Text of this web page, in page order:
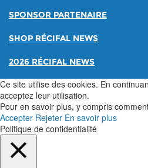
SPONSOR PARTENAIRE
SHOP RÉCIFAL NEWS
2026 RÉCIFAL NEWS
Ce site utilise des cookies. En
acceptez leur utilisation.
Pour en savoir plus, y compris
Accepter Rejeter En savoir plus
Politique de confidentialité